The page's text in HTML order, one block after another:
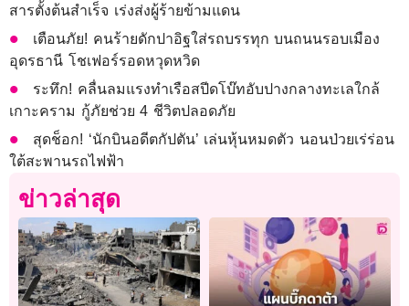
สารตั้งต้นสำเร็จ เร่งส่งผู้ร้ายข้ามแดน
เตือนภัย! คนร้ายดักปาอิฐใส่รถบรรทุก บนถนนรอบเมือง
อุดรธานี โชเฟอร์รอดหวุดหวิด
ระทึก! คลื่นลมแรงทำเรือสปีดโบ๊ทอับปางกลางทะเลใกล้
เกาะคราม กู้ภัยช่วย 4 ชีวิตปลอดภัย
สุดช็อก! ‘นักบินอดีตกัปตัน’ เล่นหุ้นหมดตัว นอนป่วยเร่ร่อน
ใต้สะพานรถไฟฟ้า
ข่าวล่าสุด